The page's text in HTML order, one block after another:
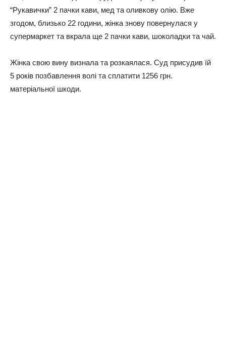
“Рукавички” 2 пачки кави, мед та оливкову олію. Вже
згодом, близько 22 години, жінка знову повернулася у
супермаркет та вкрала ще 2 пачки кави, шоколадки та чай.
Жінка свою вину визнала та розкаялася. Суд присудив їй
5 років позбавлення волі та сплатити 1256 грн.
матеріальної шкоди.